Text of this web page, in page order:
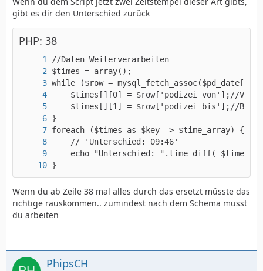
gibt es dir den Unterschied zurück
PHP: 38
}
Wenn du ab Zeile 38 mal alles durch das ersetzt müsste das
richtige rauskommen.. zumindest nach dem Schema musst
du arbeiten
PhipsCH